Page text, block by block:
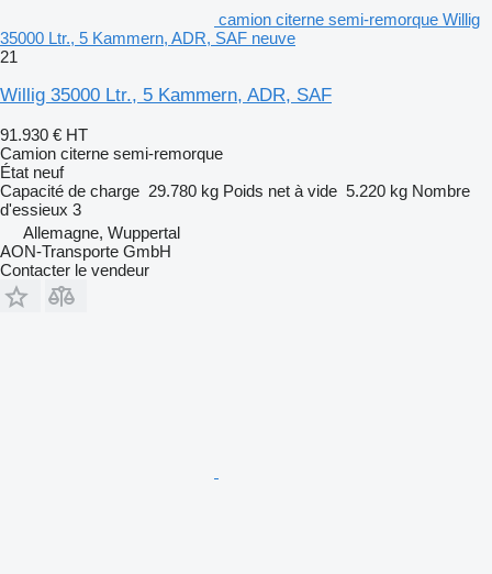
camion citerne semi-remorque Willig
35000 Ltr., 5 Kammern, ADR, SAF neuve
21
Willig 35000 Ltr., 5 Kammern, ADR, SAF
91.930 € HT
Camion citerne semi-remorque
État neuf
Capacité de charge 29.780 kg Poids net à vide 5.220 kg Nombre
d'essieux 3
Allemagne, Wuppertal
AON-Transporte GmbH
Contacter le vendeur